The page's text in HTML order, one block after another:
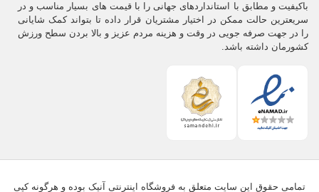
باکیفیت و مطابق با استانداردهای جهانی را با قیمت های بسیار مناسب و در
سریعترین حالت ممکن در اختیار مشتریان قرار داده تا بتواند کمک شایانی
را در جهت صرفه جویی در وقت و هزینه مردم عزیز و بالا بردن سطح ورزش
کشورمان داشته باشد.
تمامی حقوق این سایت متعلق به فروشگاه اینترنتی آنیک بوده و هرگونه کپی